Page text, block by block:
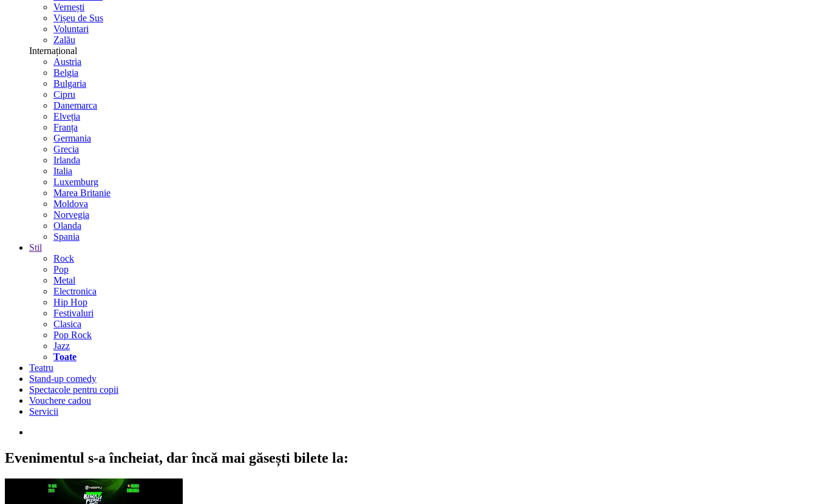
Vernești
Vișeu de Sus
Voluntari
Zalău
Internațional
Austria
Belgia
Bulgaria
Cipru
Danemarca
Elveția
Franța
Germania
Grecia
Irlanda
Italia
Luxemburg
Marea Britanie
Moldova
Norvegia
Olanda
Spania
Stil
Rock
Pop
Metal
Electronica
Hip Hop
Festivaluri
Clasica
Pop Rock
Jazz
Toate
Teatru
Stand-up comedy
Spectacole pentru copii
Vouchere cadou
Servicii
Evenimentul s-a încheiat, dar încă mai găsești bilete la: